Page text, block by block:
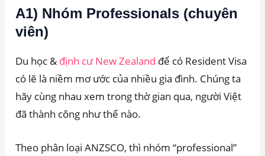
A1) Nhóm Professionals (chuyên
viên)
Du học & định cư New Zealand để có Resident Visa
có lẽ là niềm mơ ước của nhiều gia đình. Chúng ta
hãy cùng nhau xem trong thờ gian qua, người Việt
đã thành công như thế nào.
Theo phân loại ANZSCO, thì nhóm “professional”